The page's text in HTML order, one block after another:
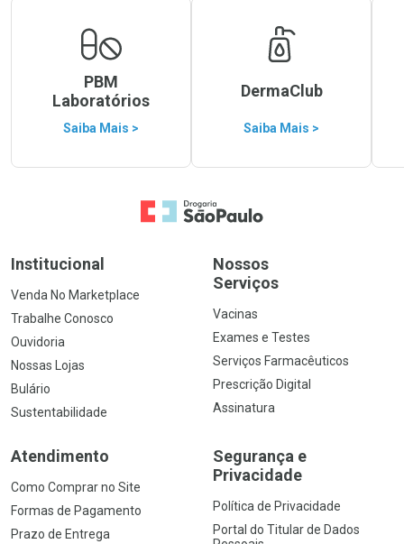
PBM
Laboratórios
Saiba Mais >
DermaClub
Saiba Mais >
Ir para a Home
Institucional
Venda No Marketplace
Trabalhe Conosco
Ouvidoria
Nossas Lojas
Bulário
Sustentabilidade
Nossos
Serviços
Vacinas
Exames e Testes
Serviços Farmacêuticos
Prescrição Digital
Assinatura
Atendimento
Como Comprar no Site
Formas de Pagamento
Prazo de Entrega
Segurança e
Privacidade
Política de Privacidade
Portal do Titular de Dados